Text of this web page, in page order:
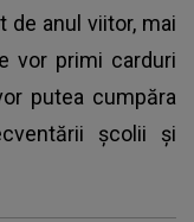
de anul viitor, mai
vor primi carduri
putea cumpăra
școlii și